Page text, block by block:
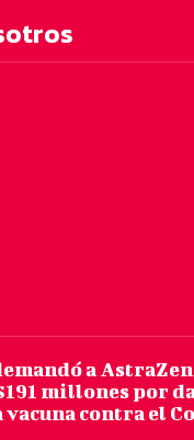
a
millones por
vacuna contra el